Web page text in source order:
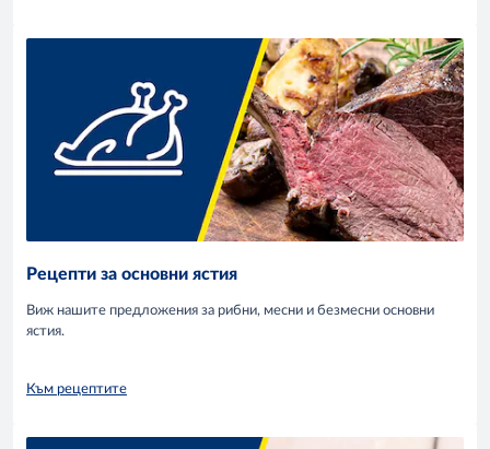
Рецепти за основни ястия
Виж нашите предложения за рибни, месни и безмесни основни
ястия.
Към рецептите